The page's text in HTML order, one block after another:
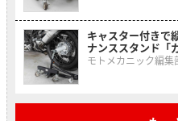
キャスター付きで
ナンススタンド「
モトメカニック編集